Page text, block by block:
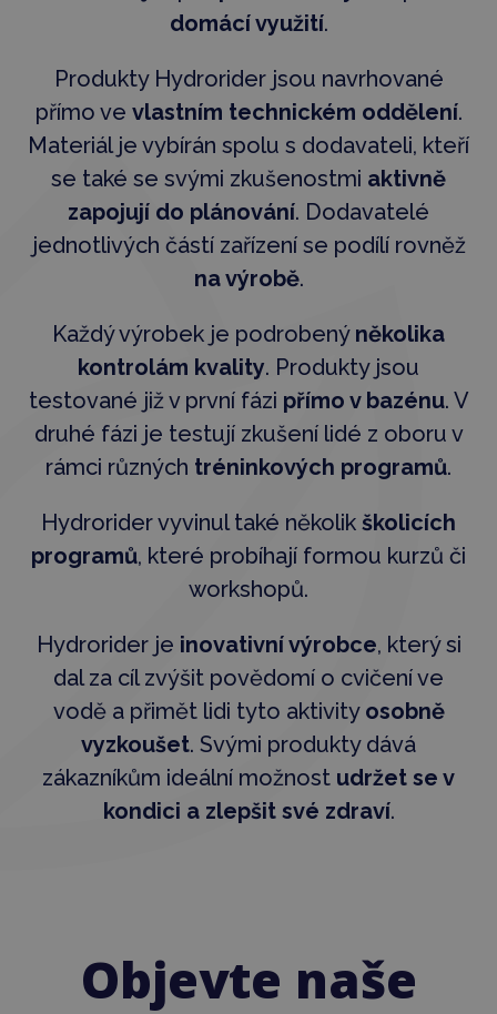
domácí využití.
Produkty Hydrorider jsou navrhované
přímo ve vlastním technickém oddělení.
Materiál je vybírán spolu s dodavateli, kteří
se také se svými zkušenostmi aktivně
zapojují do plánování. Dodavatelé
jednotlivých částí zařízení se podílí rovněž
na výrobě.
Každý výrobek je podrobený několika
kontrolám kvality. Produkty jsou
testované již v první fázi přímo v bazénu. V
druhé fázi je testují zkušení lidé z oboru v
rámci různých tréninkových programů.
Hydrorider vyvinul také několik školicích
programů, které probíhají formou kurzů či
workshopů.
Hydrorider je inovativní výrobce, který si
dal za cíl zvýšit povědomí o cvičení ve
vodě a přimět lidi tyto aktivity osobně
vyzkoušet. Svými produkty dává
zákazníkům ideální možnost udržet se v
kondici a zlepšit své zdraví.
Objevte naše